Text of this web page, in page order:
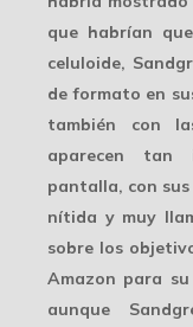
que habrían
celuloide,
de formato en
también con
aparecen tan
pantalla, con
nítida y muy
sobre los
Amazon para
aunque